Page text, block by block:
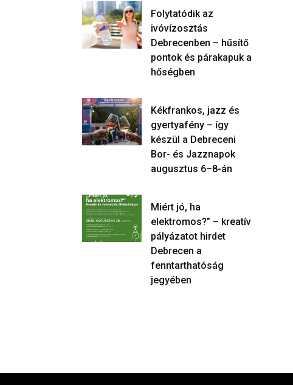
Folytatódik az
ivóvízosztás
Debrecenben – hűsítő
pontok és párakapuk a
hőségben
Kékfrankos, jazz és
gyertyafény – így
készül a Debreceni
Bor- és Jazznapok
augusztus 6–8-án
Miért jó, ha
elektromos?” – kreatív
pályázatot hirdet
Debrecen a
fenntarthatóság
jegyében